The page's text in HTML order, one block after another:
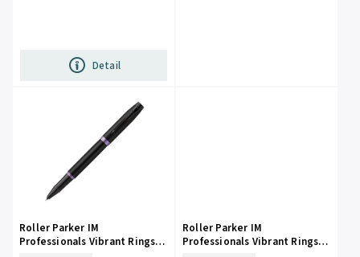
Detail
Roller Parker IM
Professionals Vibrant Rings
Roller Parker IM
Professionals Vibrant Rings